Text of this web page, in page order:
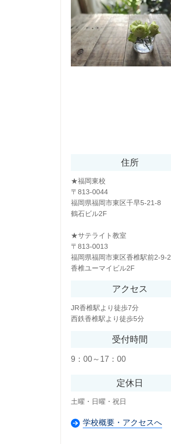
住所
★福岡東校
〒813-0044
福岡県福岡市東区千早5-21-8
鶴石ビル2F
★サテライト教室
〒813-0013
福岡県福岡市東区香椎駅前2-9-2
香椎ユーマイビル2F
アクセス
JR香椎駅より徒歩7分
西鉄香椎駅より徒歩5分
受付時間
9：00～17：00
定休日
土曜・日曜・祝日
学校概要・アクセスへ